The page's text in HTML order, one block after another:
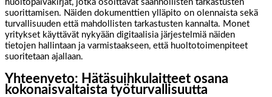
huoltopäiväkirjat, jotka osoittavat säännöllisten tarkastusten
suorittamisen. Näiden dokumenttien ylläpito on olennaista sekä
turvallisuuden että mahdollisten tarkastusten kannalta. Monet
yritykset käyttävät nykyään digitaalisia järjestelmiä näiden
tietojen hallintaan ja varmistaakseen, että huoltotoimenpiteet
suoritetaan ajallaan.
Yhteenveto: Hätäsuihkulaitteet osana
kokonaisvaltaista työturvallisuutta